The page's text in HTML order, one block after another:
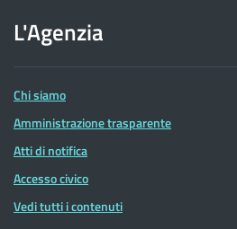
dell'Agenzia
delle
Entrate
L'Agenzia
Chi siamo
Amministrazione trasparente
Atti di notifica
Accesso civico
Vedi tutti i contenuti